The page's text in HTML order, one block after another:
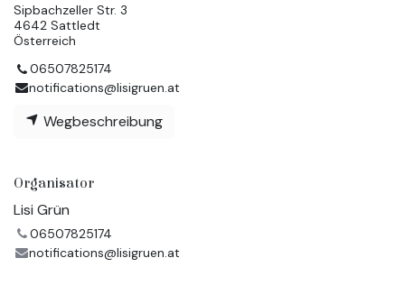
Sipbachzeller Str. 3
4642 Sattledt
Österreich
06507825174
notifications@lisigruen.at
Wegbeschreibung
Organisator
Lisi Grün
06507825174
notifications@lisigruen.at